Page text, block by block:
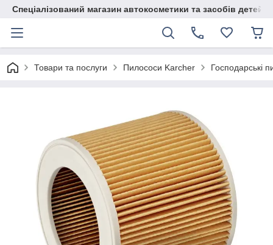
Спеціалізований магазин автокосметики та засобів
Товари та послуги Пилососи Karcher Господарські